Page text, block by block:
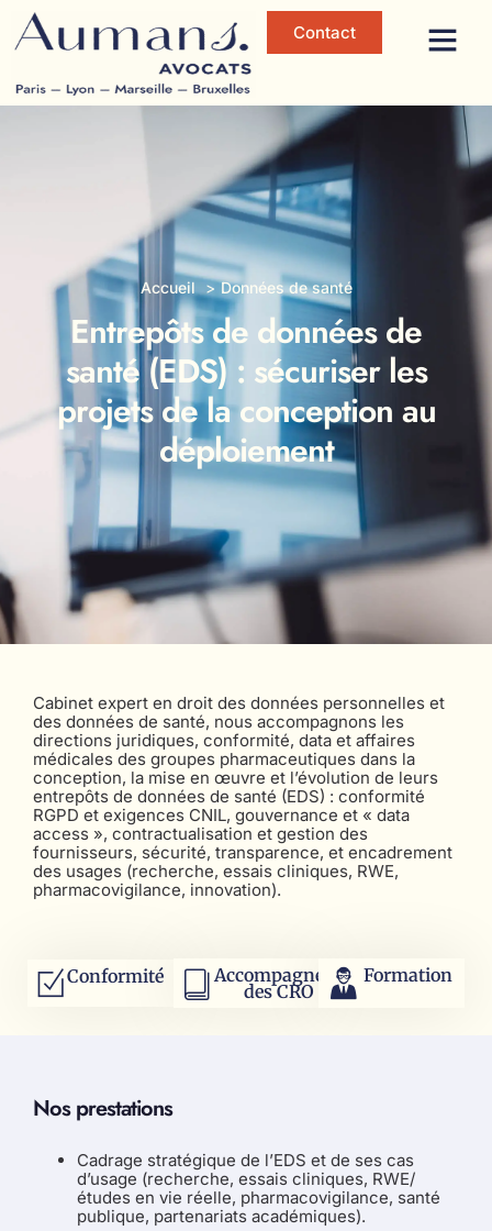
Contact
Accueil Données de santé
Entrepôts de données de
santé (EDS) : sécuriser les
projets de la conception au
déploiement
Cabinet expert en droit des données personnelles et
des données de santé, nous accompagnons les
directions juridiques, conformité, data et affaires
médicales des groupes pharmaceutiques dans la
conception, la mise en œuvre et l’évolution de leurs
entrepôts de données de santé (EDS) : conformité
RGPD et exigences CNIL, gouvernance et « data
access », contractualisation et gestion des
fournisseurs, sécurité, transparence, et encadrement
des usages (recherche, essais cliniques, RWE,
pharmacovigilance, innovation).
Conformité Accompagnement
des CRO
Formation
Nos prestations
Cadrage stratégique de l’EDS et de ses cas
d’usage (recherche, essais cliniques, RWE/
études en vie réelle, pharmacovigilance, santé
publique, partenariats académiques).